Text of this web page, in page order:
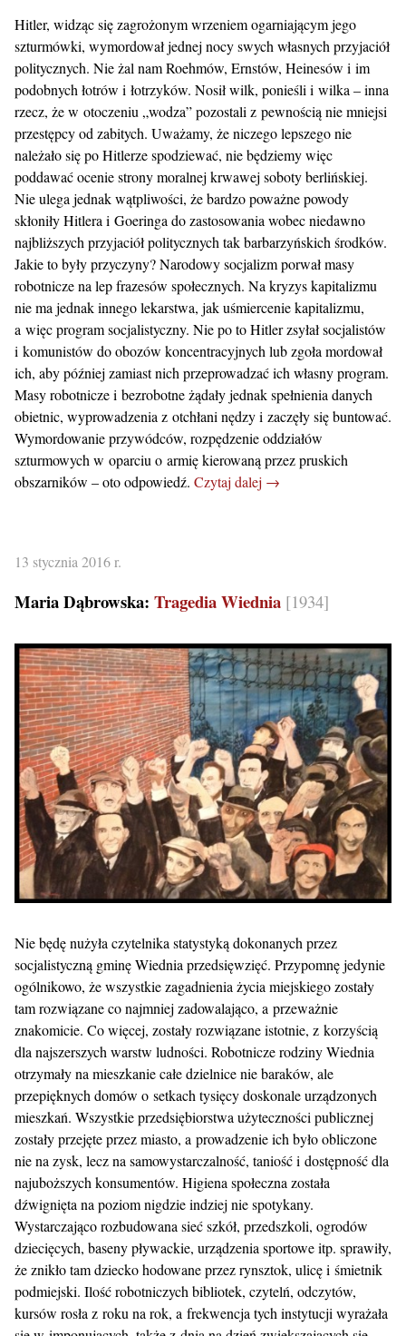
Hitler, widząc się zagrożonym wrzeniem ogarniającym jego
szturmówki, wymordował jednej nocy swych własnych przyjaciół
politycznych. Nie żal nam Roehmów, Ernstów, Heinesów i im
podobnych łotrów i łotrzyków. Nosił wilk, ponieśli i wilka – inna
rzecz, że w otoczeniu „wodza” pozostali z pewnością nie mniejsi
przestępcy od zabitych. Uważamy, że niczego lepszego nie
należało się po Hitlerze spodziewać, nie będziemy więc
poddawać ocenie strony moralnej krwawej soboty berlińskiej.
Nie ulega jednak wątpliwości, że bardzo poważne powody
skłoniły Hitlera i Goeringa do zastosowania wobec niedawno
najbliższych przyjaciół politycznych tak barbarzyńskich środków.
Jakie to były przyczyny? Narodowy socjalizm porwał masy
robotnicze na lep frazesów społecznych. Na kryzys kapitalizmu
nie ma jednak innego lekarstwa, jak uśmiercenie kapitalizmu,
a więc program socjalistyczny. Nie po to Hitler zsyłał socjalistów
i komunistów do obozów koncentracyjnych lub zgoła mordował
ich, aby później zamiast nich przeprowadzać ich własny program.
Masy robotnicze i bezrobotne żądały jednak spełnienia danych
obietnic, wyprowadzenia z otchłani nędzy i zaczęły się buntować.
Wymordowanie przywódców, rozpędzenie oddziałów
szturmowych w oparciu o armię kierowaną przez pruskich
obszarników – oto odpowiedź. Czytaj dalej →
13 stycznia 2016 r.
Maria Dąbrowska: Tragedia Wiednia [1934]
Nie będę nużyła czytelnika statystyką dokonanych przez
socjalistyczną gminę Wiednia przedsięwzięć. Przypomnę jedynie
ogólnikowo, że wszystkie zagadnienia życia miejskiego zostały
tam rozwiązane co najmniej zadowalająco, a przeważnie
znakomicie. Co więcej, zostały rozwiązane istotnie, z korzyścią
dla najszerszych warstw ludności. Robotnicze rodziny Wiednia
otrzymały na mieszkanie całe dzielnice nie baraków, ale
przepięknych domów o setkach tysięcy doskonale urządzonych
mieszkań. Wszystkie przedsiębiorstwa użyteczności publicznej
zostały przejęte przez miasto, a prowadzenie ich było obliczone
nie na zysk, lecz na samowystarczalność, taniość i dostępność dla
najuboższych konsumentów. Higiena społeczna została
dźwignięta na poziom nigdzie indziej nie spotykany.
Wystarczająco rozbudowana sieć szkół, przedszkoli, ogrodów
dziecięcych, baseny pływackie, urządzenia sportowe itp. sprawiły,
że znikło tam dziecko hodowane przez rynsztok, ulicę i śmietnik
podmiejski. Ilość robotniczych bibliotek, czytelń, odczytów,
kursów rosła z roku na rok, a frekwencja tych instytucji wyrażała